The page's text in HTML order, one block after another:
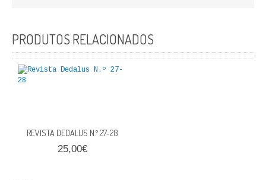
FICÇÃO E ROMANCE
LABIRINTOS DE EROS
REVISTA DEDALUS
PRODUTOS RELACIONADOS
REVISTA DEDALUS N.º 27-28
25,00€